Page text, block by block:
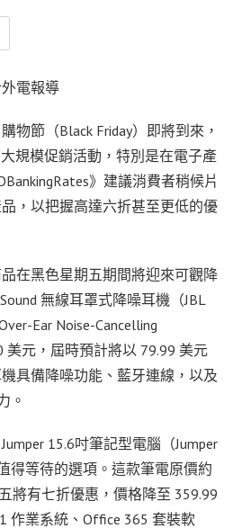
外電報導
物節（Black Friday）即將到來，
規模促銷活動，特別是在電子產
》建議消費者稍候片
，以把握高達六折甚至更低的優
在黑色星期五期間將迎來可觀降
無線耳罩式降噪耳機（JBL
Ear Noise-Cancelling
美元，屆時預計將以 79.99 美元
具備降噪功能、藍牙連線，以及
。
15.6吋筆記型電腦（Jumper
得等待的選項。這款筆電原價約
將有七折優惠，價格降至 359.99
作業系統、Office 365 套裝軟